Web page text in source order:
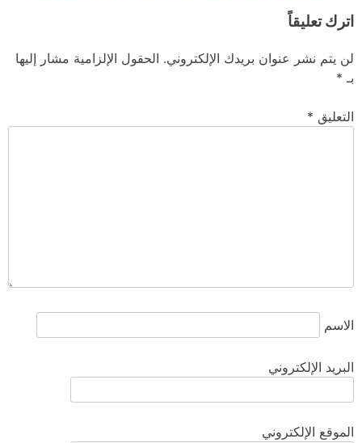
اترك تعليقاً
لن يتم نشر عنوان بريدك الإلكتروني. الحقول الإلزامية مشار إليها
بـ *
التعليق *
الاسم
البريد الإلكتروني
الموقع الإلكتروني